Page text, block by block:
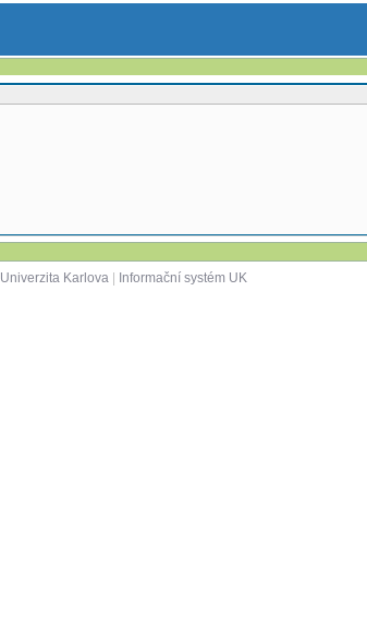
Univerzita Karlova| Informační systém UK